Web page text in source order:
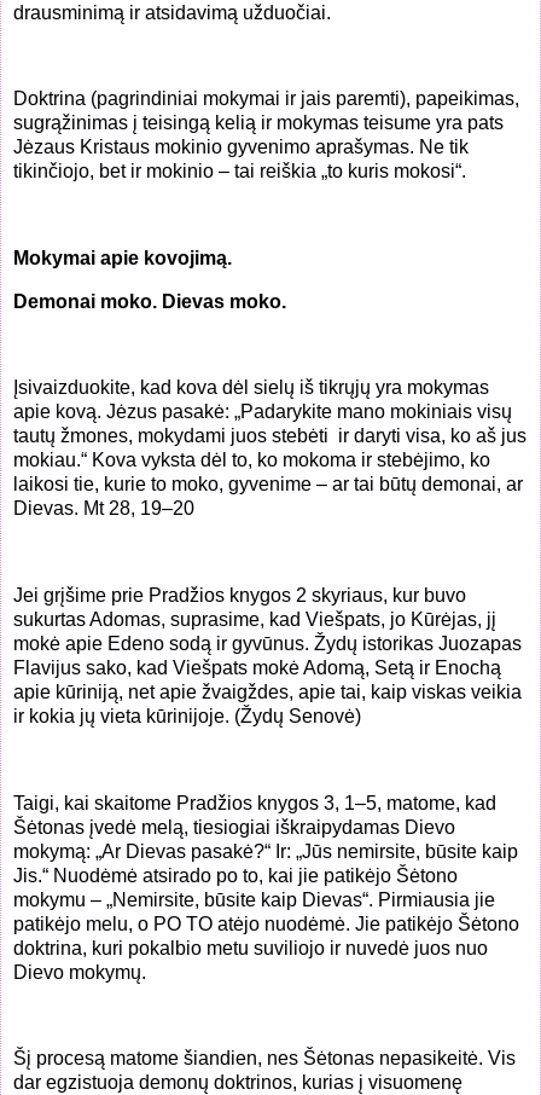
drausminimą ir atsidavimą užduočiai.
Doktrina (pagrindiniai mokymai ir jais paremti), papeikimas,
sugrąžinimas į teisingą kelią ir mokymas teisume yra pats
Jėzaus Kristaus mokinio gyvenimo aprašymas. Ne tik
tikinčiojo, bet ir mokinio – tai reiškia „to kuris mokosi“.
Mokymai apie kovojimą.
Demonai moko. Dievas moko.
Įsivaizduokite, kad kova dėl sielų iš tikrųjų yra mokymas
apie kovą. Jėzus pasakė: „Padarykite mano mokiniais visų
tautų žmones, mokydami juos stebėti ir daryti visa, ko aš jus
mokiau.“ Kova vyksta dėl to, ko mokoma ir stebėjimo, ko
laikosi tie, kurie to moko, gyvenime – ar tai būtų demonai, ar
Dievas. Mt 28, 19–20
Jei grįšime prie Pradžios knygos 2 skyriaus, kur buvo
sukurtas Adomas, suprasime, kad Viešpats, jo Kūrėjas, jį
mokė apie Edeno sodą ir gyvūnus. Žydų istorikas Juozapas
Flavijus sako, kad Viešpats mokė Adomą, Setą ir Enochą
apie kūriniją, net apie žvaigždes, apie tai, kaip viskas veikia
ir kokia jų vieta kūrinijoje. (Žydų Senovė)
Taigi, kai skaitome Pradžios knygos 3, 1–5, matome, kad
Šėtonas įvedė melą, tiesiogiai iškraipydamas Dievo
mokymą: „Ar Dievas pasakė?“ Ir: „Jūs nemirsite, būsite kaip
Jis.“ Nuodėmė atsirado po to, kai jie patikėjo Šėtono
mokymu – „Nemirsite, būsite kaip Dievas“. Pirmiausia jie
patikėjo melu, o PO TO atėjo nuodėmė. Jie patikėjo Šėtono
doktrina, kuri pokalbio metu suviliojo ir nuvedė juos nuo
Dievo mokymų.
Šį procesą matome šiandien, nes Šėtonas nepasikeitė. Vis
dar egzistuoja demonų doktrinos, kurias į visuomenę